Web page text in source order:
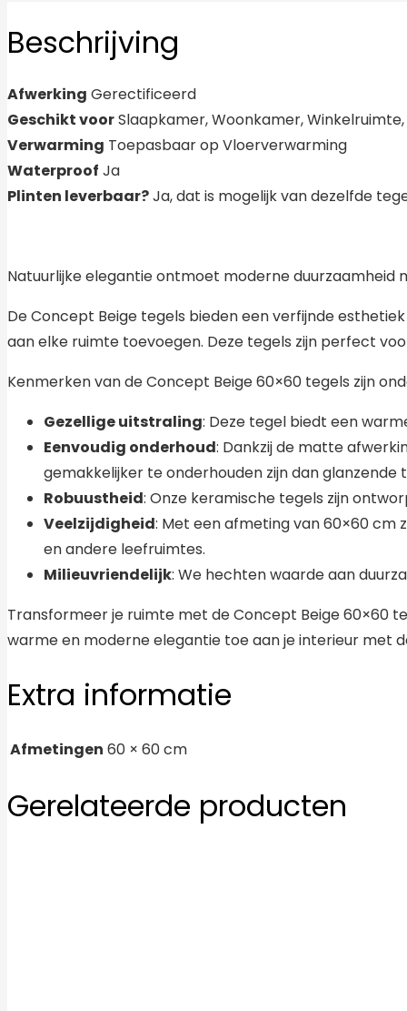
Beschrijving
Afwerking Gerectificeerd
Geschikt voorSlaapkamer, Woonkamer,
Verwarming Toepasbaar op Vloerverwarming
Waterproof Ja
Plinten leverbaar?Ja, dat is mogelijk van dezelfde
Natuurlijke elegantie ontmoet moderne duurzaamheid
De Concept Beige tegels bieden een verfijnde
aan elke ruimte toevoegen. Deze tegels zijn perfect
Kenmerken van de Concept Beige 60×60 tegels zijn
Gezellige uitstraling: Deze tegel biedt een
Eenvoudig onderhoud: Dankzij de matte
gemakkelijker te onderhouden zijn dan glanzende
Robuustheid: Onze keramische tegels zijn
Veelzijdigheid: Met een afmeting van 60×60 cm
en andere leefruimtes.
Milieuvriendelijk: We hechten waarde aan
Transformeer je ruimte met de Concept Beige 60×60
warme en moderne elegantie toe aan je interieur met
Extra informatie
Afmetingen 60 × 60 cm
Gerelateerde producten